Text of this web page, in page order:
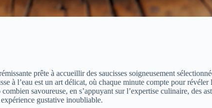
prête à accueillir des saucisses soigneusement
à l’eau est un art délicat, où chaque minute compte pour
savoureuse, en s’appuyant sur l’expertise culinaire, des
gustative inoubliable.